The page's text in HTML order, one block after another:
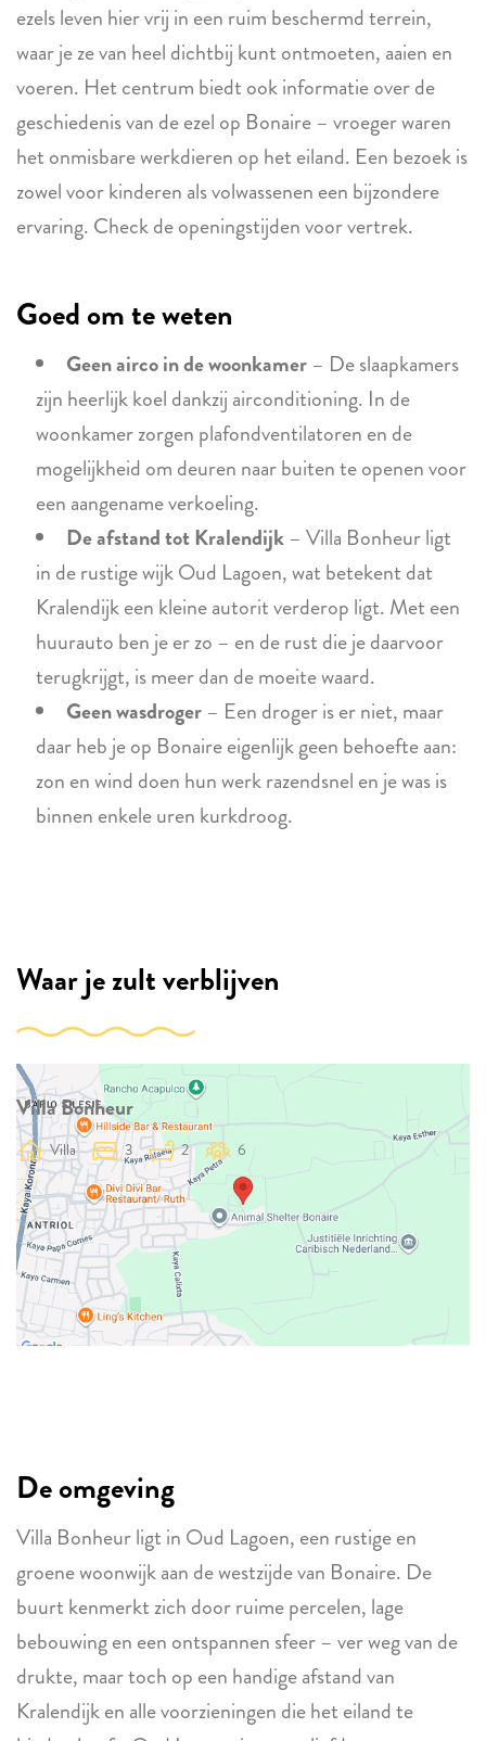
ezels leven hier vrij in een ruim beschermd terrein,
waar je ze van heel dichtbij kunt ontmoeten, aaien en
voeren. Het centrum biedt ook informatie over de
geschiedenis van de ezel op Bonaire – vroeger waren
het onmisbare werkdieren op het eiland. Een bezoek is
zowel voor kinderen als volwassenen een bijzondere
ervaring. Check de openingstijden voor vertrek.
Goed om te weten
Geen airco in de woonkamer– De slaapkamers
zijn heerlijk koel dankzij airconditioning. In de
woonkamer zorgen plafondventilatoren en de
mogelijkheid om deuren naar buiten te openen voor
een aangename verkoeling.
De afstand tot Kralendijk– Villa Bonheur ligt
in de rustige wijk Oud Lagoen, wat betekent dat
Kralendijk een kleine autorit verderop ligt. Met een
huurauto ben je er zo – en de rust die je daarvoor
terugkrijgt, is meer dan de moeite waard.
Geen wasdroger– Een droger is er niet, maar
daar heb je op Bonaire eigenlijk geen behoefte aan:
zon en wind doen hun werk razendsnel en je was is
binnen enkele uren kurkdroog.
Waar je zult verblijven
Villa Bonheur
Villa 3 2 6
De omgeving
Villa Bonheur ligt in Oud Lagoen, een rustige en
groene woonwijk aan de westzijde van Bonaire. De
buurt kenmerkt zich door ruime percelen, lage
bebouwing en een ontspannen sfeer – ver weg van de
drukte, maar toch op een handige afstand van
Kralendijk en alle voorzieningen die het eiland te